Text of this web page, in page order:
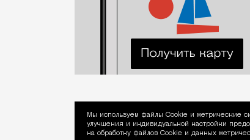
Уведомление об
Мы используем файлы Сookie и метрические
улучшения и индивидуальной настройки
на обработку файлов Cookie и данных